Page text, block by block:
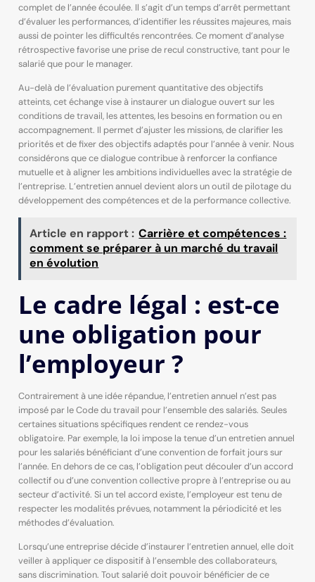
complet de l’année écoulée. Il s’agit d’un temps d’arrêt permettant
d’évaluer les performances, d’identifier les réussites majeures, mais
aussi de pointer les difficultés rencontrées. Ce moment d’analyse
rétrospective favorise une prise de recul constructive, tant pour le
salarié que pour le manager.
Au-delà de l’évaluation purement quantitative des objectifs
atteints, cet échange vise à instaurer un dialogue ouvert sur les
conditions de travail, les attentes, les besoins en formation ou en
accompagnement. Il permet d’ajuster les missions, de clarifier les
priorités et de fixer des objectifs adaptés pour l’année à venir. Nous
considérons que ce dialogue contribue à renforcer la confiance
mutuelle et à aligner les ambitions individuelles avec la stratégie de
l’entreprise. L’entretien annuel devient alors un outil de pilotage du
développement des compétences et de la performance collective.
Article en rapport : Carrière et compétences :
comment se préparer à un marché du travail
en évolution
Le cadre légal : est-ce
une obligation pour
l’employeur ?
Contrairement à une idée répandue, l’entretien annuel n’est pas
imposé par le Code du travail pour l’ensemble des salariés. Seules
certaines situations spécifiques rendent ce rendez-vous
obligatoire. Par exemple, la loi impose la tenue d’un entretien annuel
pour les salariés bénéficiant d’une convention de forfait jours sur
l’année. En dehors de ce cas, l’obligation peut découler d’un accord
collectif ou d’une convention collective propre à l’entreprise ou au
secteur d’activité. Si un tel accord existe, l’employeur est tenu de
respecter les modalités prévues, notamment la périodicité et les
méthodes d’évaluation.
Lorsqu’une entreprise décide d’instaurer l’entretien annuel, elle doit
veiller à appliquer ce dispositif à l’ensemble des collaborateurs,
sans discrimination. Tout salarié doit pouvoir bénéficier de ce